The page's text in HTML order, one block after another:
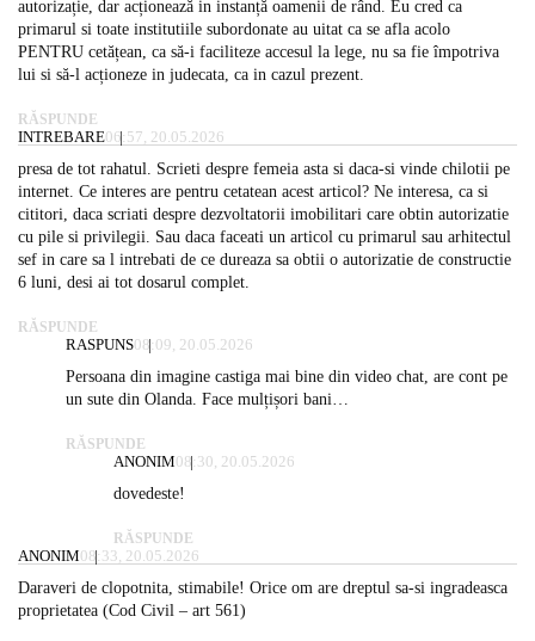
autorizație, dar acționează in instanță oamenii de rând. Eu cred ca
primarul si toate institutiile subordonate au uitat ca se afla acolo
PENTRU cetățean, ca să-i faciliteze accesul la lege, nu sa fie împotriva
lui si să-l acționeze in judecata, ca in cazul prezent.
RĂSPUNDE
INTREBARE06:57, 20.05.2026
presa de tot rahatul. Scrieti despre femeia asta si daca-si vinde chilotii pe
internet. Ce interes are pentru cetatean acest articol? Ne interesa, ca si
cititori, daca scriati despre dezvoltatorii imobilitari care obtin autorizatie
cu pile si privilegii. Sau daca faceati un articol cu primarul sau arhitectul
sef in care sa l intrebati de ce dureaza sa obtii o autorizatie de constructie
6 luni, desi ai tot dosarul complet.
RĂSPUNDE
RASPUNS08:09, 20.05.2026
Persoana din imagine castiga mai bine din video chat, are cont pe
un sute din Olanda. Face mulțișori bani…
RĂSPUNDE
ANONIM08:30, 20.05.2026
dovedeste!
RĂSPUNDE
ANONIM08:33, 20.05.2026
Daraveri de clopotnita, stimabile! Orice om are dreptul sa-si ingradeasca
proprietatea (Cod Civil – art 561)